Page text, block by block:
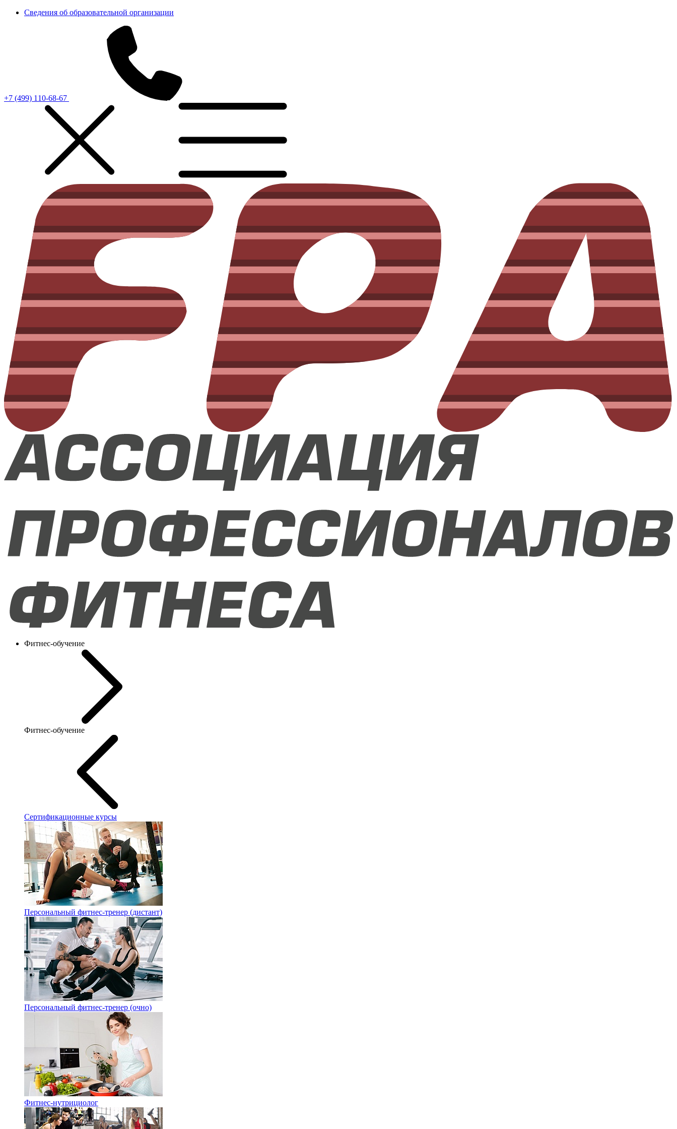
Сведения об образовательной организации
+7 (499) 110-68-67
Фитнес-обучение
Фитнес-обучение
Сертификационные курсы
Персональный фитнес-тренер (дистант)
Персональный фитнес-тренер (очно)
Фитнес-нутрициолог